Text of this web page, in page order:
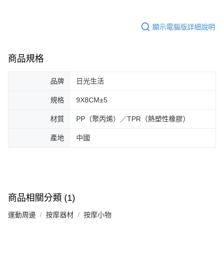
顯示電腦版詳細說明
商品規格
品牌 日光生活
規格 9X8CM±5
材質 PP（聚丙烯）／TPR（熱塑性橡膠）
產地 中國
商品相關分類 (1)
運動周邊 按摩器材 按摩小物